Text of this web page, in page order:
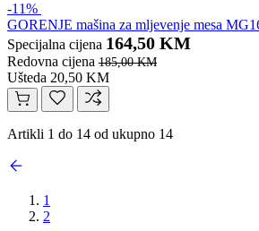
-11%
GORENJE mašina za mljevenje mesa
Specijalna cijena 164,50 KM
Redovna cijena 185,00 KM
Ušteda 20,50 KM
Artikli 1 do 14 od ukupno 14
1
2